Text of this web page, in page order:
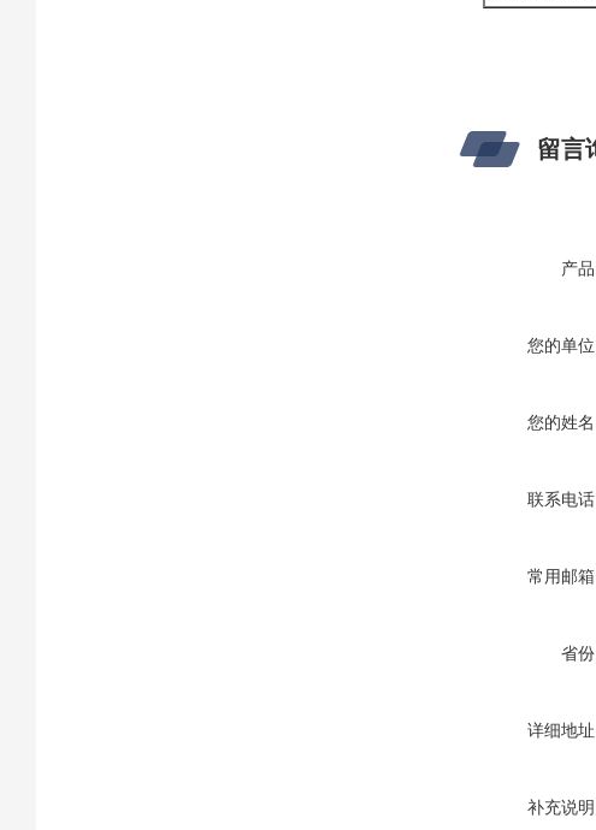
留言
产品
您的单位
您的姓名
联系电话
常用邮箱
省份
详细地址
补充说明